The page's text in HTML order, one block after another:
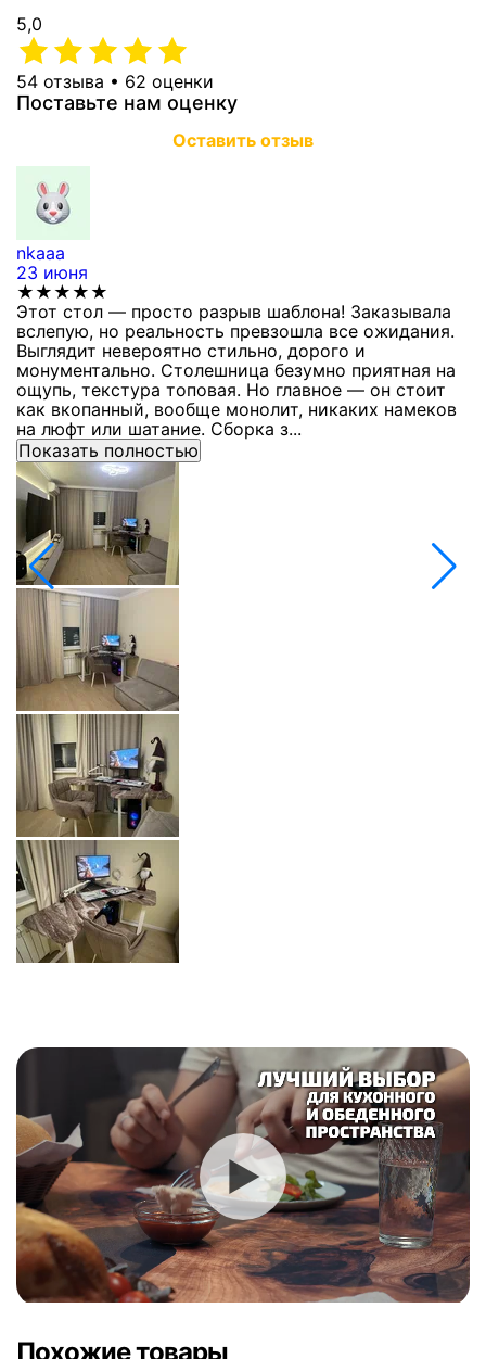
5,0
54 отзыва • 62 оценки
Поставьте нам оценку
Оставить отзыв
nkaaa
23 июня
★★★★★
Этот стол — просто разрыв шаблона! Заказывала
вслепую, но реальность превзошла все ожидания.
Выглядит невероятно стильно, дорого и
монументально. Столешница безумно приятная на
ощупь, текстура топовая. Но главное — он стоит
как вкопанный, вообще монолит, никаких намеков
на люфт или шатание. Сборка з...
Показать полностью
Похожие товары